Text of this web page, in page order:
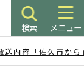
検索 メニュー
送内容「佐久市から